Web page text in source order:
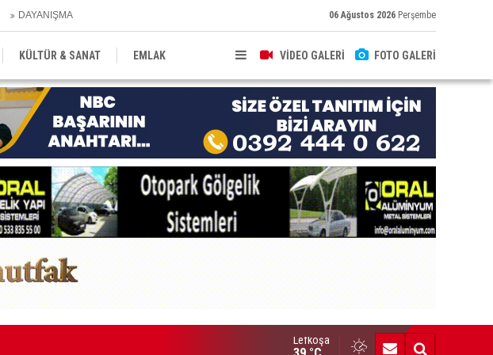
DAYANIŞMA 06 Ağustos 2026 Perşembe
VİDEO GALERİ FOTO GALERİ
KÜLTÜR & SANAT EMLAK
SEKTÖR
34'üncü Devlet Fotoğraf Yarışması sergisi 19 Ağustos’ta açılacak
Lefkoşa